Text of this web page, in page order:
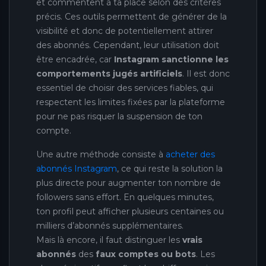
et commentent à ta place selon des critères
précis. Ces outils permettent de générer de la
visibilité et donc de potentiellement attirer
des abonnés. Cependant, leur utilisation doit
être encadrée, car Instagram sanctionne les
comportements jugés artificiels. Il est donc
essentiel de choisir des services fiables, qui
respectent les limites fixées par la plateforme
pour ne pas risquer la suspension de ton
compte.
Une autre méthode consiste à acheter des
abonnés Instagram, ce qui reste la solution la
plus directe pour augmenter ton nombre de
followers sans effort. En quelques minutes,
ton profil peut afficher plusieurs centaines ou
milliers d’abonnés supplémentaires.
Mais là encore, il faut distinguer les vrais
abonnés des faux comptes ou bots. Les